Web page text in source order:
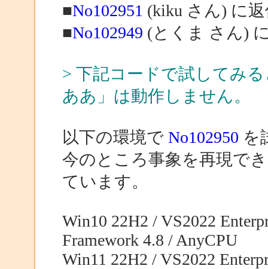
■No102951 (kiku さん) に
■No102949 (とくま さん)
> 下記コードで試してみ
ああ」は動作しません。
以下の環境で No102950 を
今のところ事象を再現で
ています。
Win10 22H2 / VS2022
Framework 4.8 / AnyCPU
Win11 22H2 / VS2022